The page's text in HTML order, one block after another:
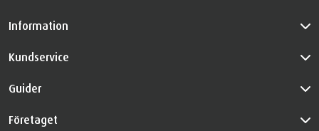
Information
Kundservice
Guider
Företaget